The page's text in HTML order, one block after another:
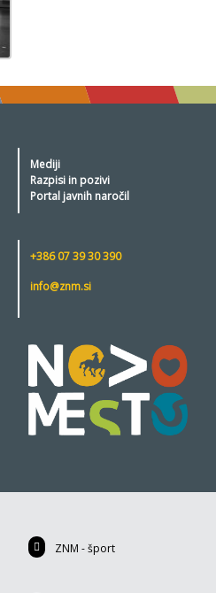
Mediji
Razpisi in pozivi
Portal javnih naročil
+386 07 39 30 390
info@znm.si
ZNM - šport